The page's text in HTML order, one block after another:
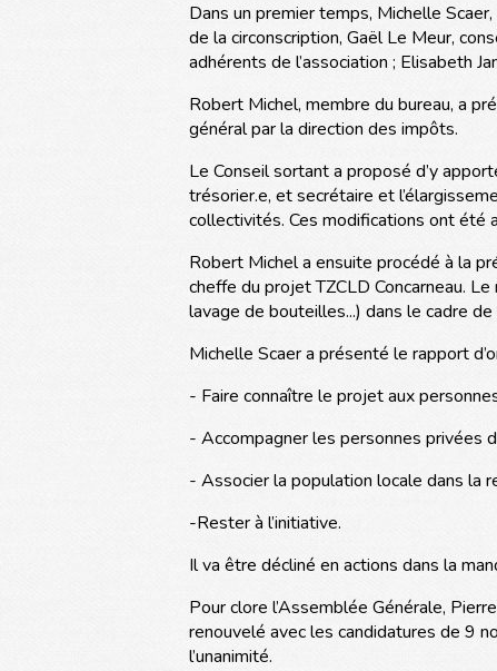
Dans un premier temps, Michelle
de la circonscription, Gaël Le Meur,
adhérents de l’association ; Elisabeth
Robert Michel, membre du bureau, a
général par la direction des impôts.
Le Conseil sortant a proposé d’y
trésorier.e, et secrétaire et
collectivités. Ces modifications ont été
Robert Michel a ensuite procédé à la
cheffe du projet TZCLD Concarneau.
lavage de bouteilles...) dans le cadre
Michelle Scaer a présenté le rapport
- Faire connaître le projet aux
- Accompagner les personnes privées
- Associer la population locale dans la
-Rester à l’initiative.
Il va être décliné en actions dans la
Pour clore l’Assemblée Générale,
renouvelé avec les candidatures de 9
l’unanimité.